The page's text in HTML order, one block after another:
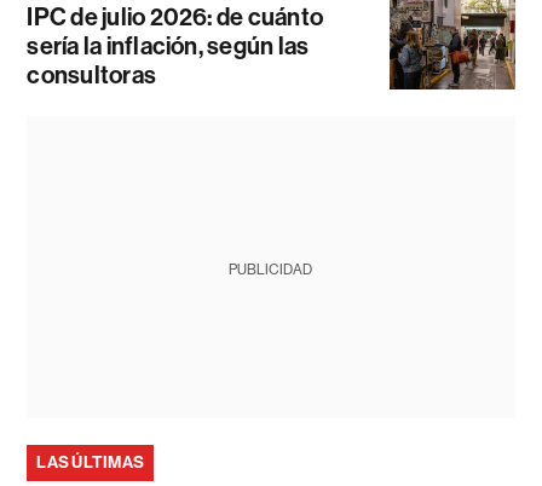
IPC de julio 2026: de cuánto
sería la inflación, según las
consultoras
PUBLICIDAD
LAS ÚLTIMAS